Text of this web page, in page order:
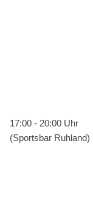
17:00 - 20:00 Uhr
(Sportsbar Ruhland)